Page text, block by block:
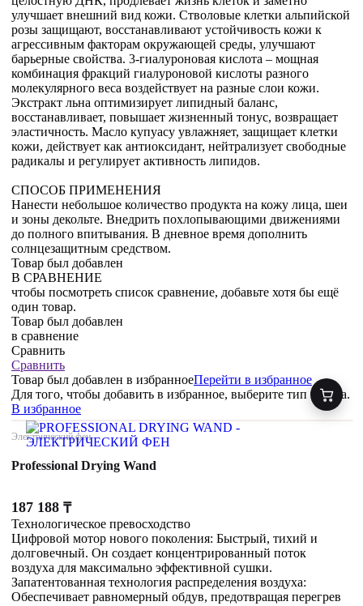
улучшает внешний вид кожи. Стволовые клетки альпийской
розы защищают, восстанавливают устойчивость кожи к
агрессивным факторам окружающей среды, улучшают
барьерные свойства. 3-гиалуроновая кислота – мощная
комбинация фракций гиалуроновой кислоты разного
молекулярного веса воздействует на разные слои кожи.
Экстракт льна оптимизирует липидный баланс,
восстанавливает, повышает жизненный тонус, возвращает
эластичность. Масло купуасу увлажняет, защищает клетки
кожи, действует как антиоксидант, нейтрализует свободные
радикалы и регулирует активность липидов.
СПОСОБ ПРИМЕНЕНИЯ
Нанести небольшое количество продукта на кожу лица, шеи
и зоны декольте. Внедрить похлопывающими движениями
до полного впитывания. В дневное время дополнить
солнцезащитным средством.
Товар был добавлен
В СРАВНЕНИЕ
чтобы посмотреть список сравнение, добавьте хотя бы ещё
один товар.
Товар был добавлен
в сравнение
Сравнить
Сравнить
Товар был добавлен в избранноеПерейти в избранное
Для того, чтобы добавить в избранное, выберите тип товара.
В избранное
Электрический фен
Professional Drying Wand
187 188 ₸
Технологическое превосходство
Цифровой мотор нового поколения: Быстрый, тихий и
долговечный. Он создает концентрированный поток
воздуха для максимально эффективной сушки.
Запатентованная технология распределения воздуха:
Обеспечивает равномерный обдув, предотвращая перегрев